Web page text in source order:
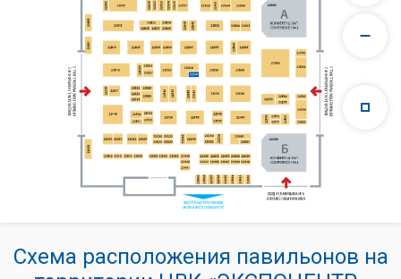
Схема расположения павильонов на